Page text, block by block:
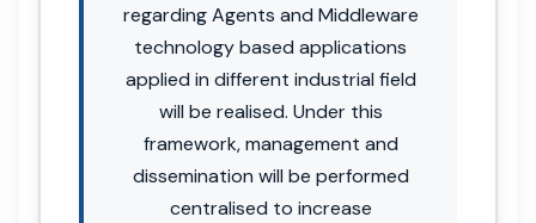
regarding Agents and Middleware
technology based applications
applied in different industrial field
will be realised. Under this
framework, management and
dissemination will be performed
centralised to increase